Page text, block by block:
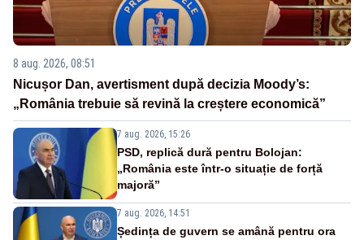
8 aug. 2026, 08:51
Nicușor Dan, avertisment după decizia Moody’s:
„România trebuie să revină la creștere economică”
7 aug. 2026, 15:26
PSD, replică dură pentru Bolojan:
„România este într-o situație de forță
majoră”
7 aug. 2026, 14:51
Ședința de guvern se amână pentru ora